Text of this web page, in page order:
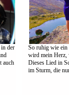
der
auch
So ruhig wie ein
wird mein Herz,
Dieses Lied in
im Sturm, die